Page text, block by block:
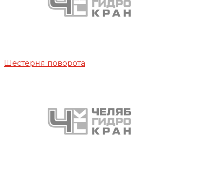
Шестерня поворота